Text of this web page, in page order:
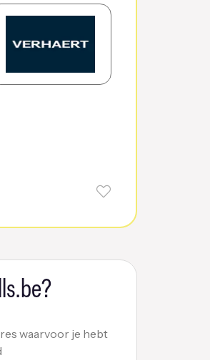
waarvoor je hebt